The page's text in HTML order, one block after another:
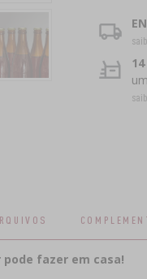
fazer em casa!